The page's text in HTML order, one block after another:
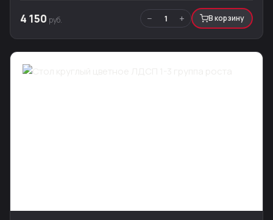
4 150 руб. − 1 + В корзину